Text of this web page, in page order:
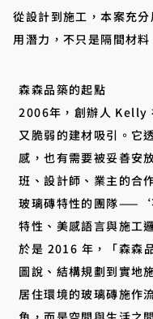
從設計到施工，本案充
用潛力，不只是隔間材
森森品築的起點
2006年，創辦人 Kelly
又脆弱的建材吸引。它
感，也有需要被妥善安
班、設計師、業主的合
玻璃磚特性的團隊——‘
特性、美感語言與施工
於是 2016 年，「森森
圖說、結構規劃到實地
居住環境的玻璃磚施作